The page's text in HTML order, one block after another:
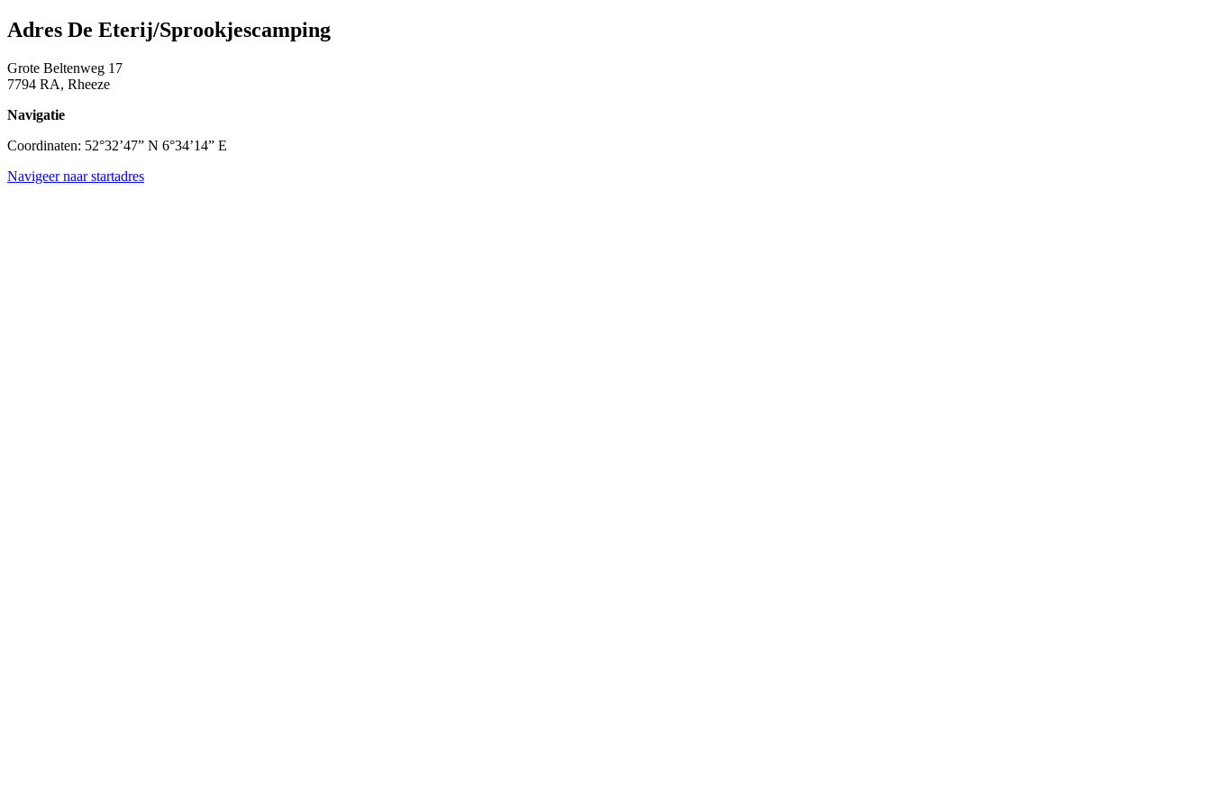
Adres De Eterij/Sprookjescamping
Grote Beltenweg 17
7794 RA, Rheeze
Navigatie
Coordinaten: 52°32’47” N 6°34’14” E
Navigeer naar startadres